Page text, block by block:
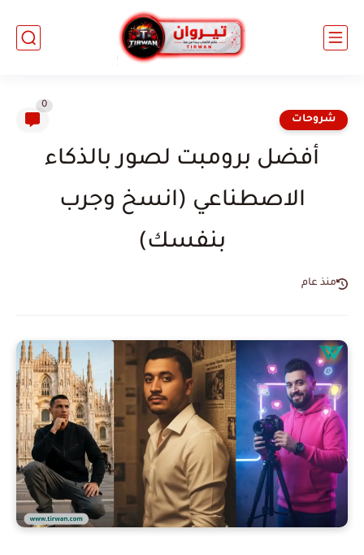
شروحات
0
أفضل برومبت لصور بالذكاء
الاصطناعي (انسخ وجرب
بنفسك)
منذ عام